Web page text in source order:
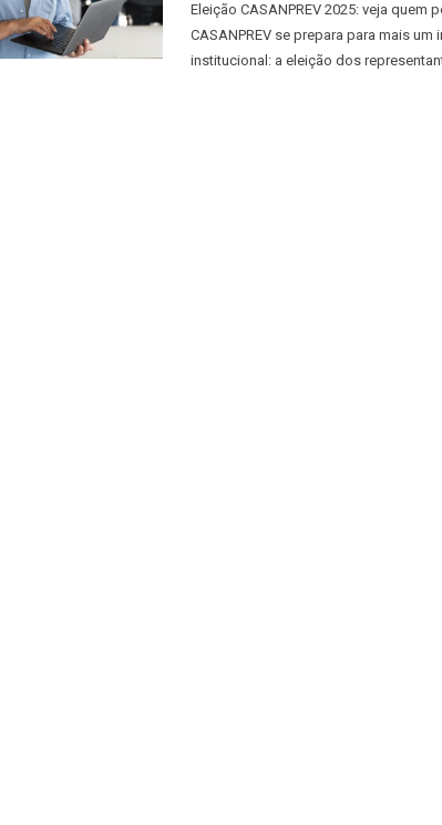
Eleição CASANPREV 2025: veja
CASANPREV se prepara para mais
institucional: a eleição dos